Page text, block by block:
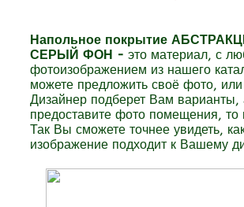
Напольное покрытие
СЕРЫЙ ФОН - это материал, с
фотоизображением из нашего
можете предложить своё фото,
Дизайнер подберет Вам варианты,
предоставите фото помещения, то
Так Вы сможете точнее увидеть,
изображение подходит к Вашему